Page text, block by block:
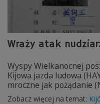
Wraży atak
Wyspy Wielkanocnej
Kijowa jazda ludowa
mroczne jak pożądanie
Zobacz więcej na temat: